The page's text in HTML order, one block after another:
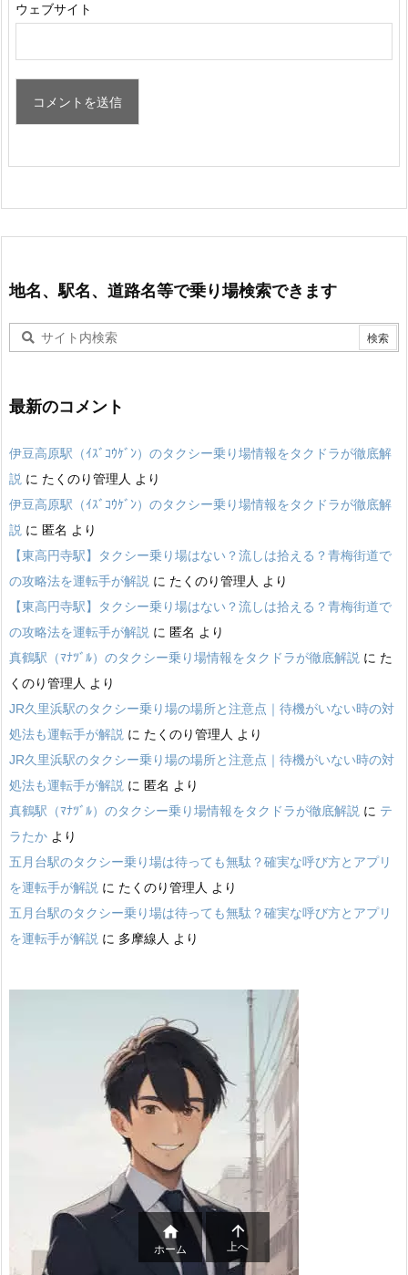
ウェブサイト
地名、駅名、道路名等で乗り場検索できます
最新のコメント
伊豆高原駅（ｲｽﾞｺｳｹﾞﾝ）のタクシー乗り場情報をタクドラが徹底解
説 に たくのり管理人 より
伊豆高原駅（ｲｽﾞｺｳｹﾞﾝ）のタクシー乗り場情報をタクドラが徹底解
説 に 匿名 より
【東高円寺駅】タクシー乗り場はない？流しは拾える？青梅街道で
の攻略法を運転手が解説 に たくのり管理人 より
【東高円寺駅】タクシー乗り場はない？流しは拾える？青梅街道で
の攻略法を運転手が解説 に 匿名 より
真鶴駅（ﾏﾅﾂﾞﾙ）のタクシー乗り場情報をタクドラが徹底解説 に た
くのり管理人 より
JR久里浜駅のタクシー乗り場の場所と注意点｜待機がいない時の対
処法も運転手が解説 に たくのり管理人 より
JR久里浜駅のタクシー乗り場の場所と注意点｜待機がいない時の対
処法も運転手が解説 に 匿名 より
真鶴駅（ﾏﾅﾂﾞﾙ）のタクシー乗り場情報をタクドラが徹底解説 に テ
ラたか より
五月台駅のタクシー乗り場は待っても無駄？確実な呼び方とアプリ
を運転手が解説 に たくのり管理人 より
五月台駅のタクシー乗り場は待っても無駄？確実な呼び方とアプリ
を運転手が解説 に 多摩線人 より

ホーム

上へ